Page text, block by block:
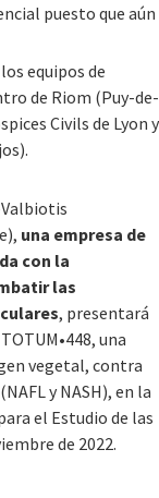
puesto que aún
equipos de
de Riom (Puy-de-
Civils de Lyon y
una empresa de
con la
las
, presentará
una
vegetal, contra
y NASH), en la
el Estudio de las
de 2022.